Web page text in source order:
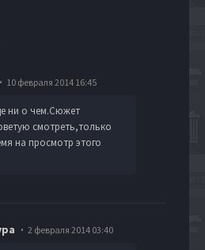
10 февраля 2014 16:45
ни о чем.Сюжет
смотреть,только
на просмотр этого
2 февраля 2014 03:40